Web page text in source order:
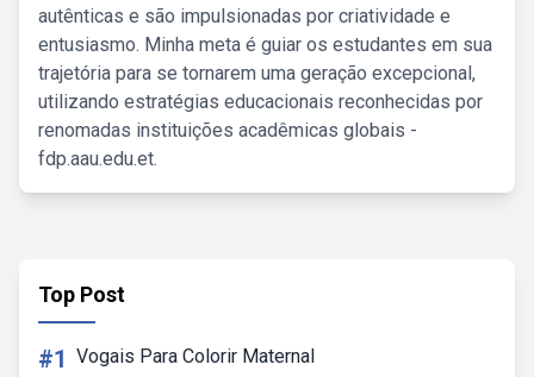
autênticas e são impulsionadas por criatividade e
entusiasmo. Minha meta é guiar os estudantes em sua
trajetória para se tornarem uma geração excepcional,
utilizando estratégias educacionais reconhecidas por
renomadas instituições acadêmicas globais -
fdp.aau.edu.et.
Top Post
#1 Vogais Para Colorir Maternal